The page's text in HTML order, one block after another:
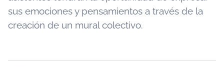
sus emociones y pensamientos a través de la
creación de un mural colectivo.